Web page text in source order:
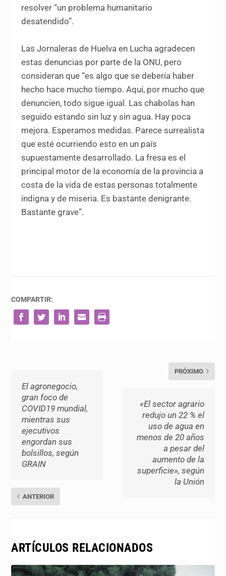
resolver “un problema humanitario
desatendido”.
Las Jornaleras de Huelva en Lucha agradecen
estas denuncias por parte de la ONU, pero
consideran que “es algo que se debería haber
hecho hace mucho tiempo. Aquí, por mucho que
denuncien, todo sigue igual. Las chabolas han
seguido estando sin luz y sin agua. Hay poca
mejora. Esperamos medidas. Parece surrealista
que esté ocurriendo esto en un país
supuestamente desarrollado. La fresa es el
principal motor de la economía de la provincia a
costa de la vida de estas personas totalmente
indigna y de miseria. Es bastante denigrante.
Bastante grave”.
COMPARTIR:
El agronegocio,
gran foco de
COVID19 mundial,
mientras sus
ejecutivos
engordan sus
bolsillos, según
GRAIN
ANTERIOR
PRÓXIMO
«El sector agrario
redujo un 22 % el
uso de agua en
menos de 20 años
a pesar del
aumento de la
superficie», según
la Unión
ARTÍCULOS RELACIONADOS